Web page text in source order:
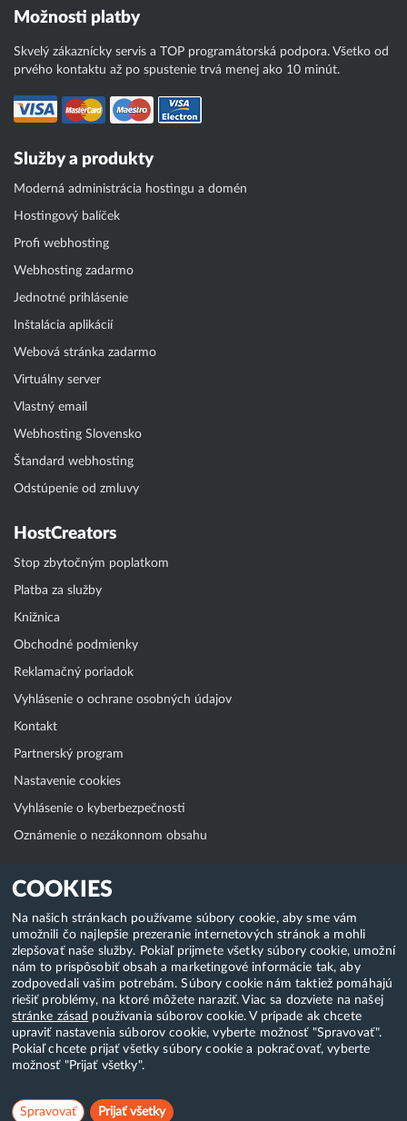
COOKIES
Na našich stránkach používame súbory cookie, aby sme vám
umožnili čo najlepšie prezeranie internetových stránok a mohli
zlepšovať naše služby. Pokiaľ prijmete všetky súbory cookie, umožní
nám to prispôsobiť obsah a marketingové informácie tak, aby
zodpovedali vašim potrebám. Súbory cookie nám taktiež pomáhajú
riešiť problémy, na ktoré môžete naraziť. Viac sa dozviete na našej
stránke zásad používania súborov cookie. V prípade ak chcete
upraviť nastavenia súborov cookie, vyberte možnosť "Spravovať".
Pokiaľ chcete prijať všetky súbory cookie a pokračovať, vyberte
možnosť "Prijať všetky".
Spravovať Prijať všetky
Možnosti platby
Skvelý zákaznícky servis a TOP programátorská podpora. Všetko od
prvého kontaktu až po spustenie trvá menej ako 10 minút.
Služby a produkty
Moderná administrácia hostingu a domén
Hostingový balíček
Profi webhosting
Webhosting zadarmo
Jednotné prihlásenie
Inštalácia aplikácií
Webová stránka zadarmo
Virtuálny server
Vlastný email
Webhosting Slovensko
Štandard webhosting
Odstúpenie od zmluvy
HostCreators
Stop zbytočným poplatkom
Platba za služby
Knižnica
Obchodné podmienky
Reklamačný poriadok
Vyhlásenie o ochrane osobných údajov
Kontakt
Partnerský program
Nastavenie cookies
Vyhlásenie o kyberbezpečnosti
Oznámenie o nezákonnom obsahu
Klientská zóna
WebAdmin
WebMail
Zmena hesla (E-mail, FTP, SSH)
Webhosting
Domény
Copyright & 2018-2026 HostCreators. Všetky práva vyhradené